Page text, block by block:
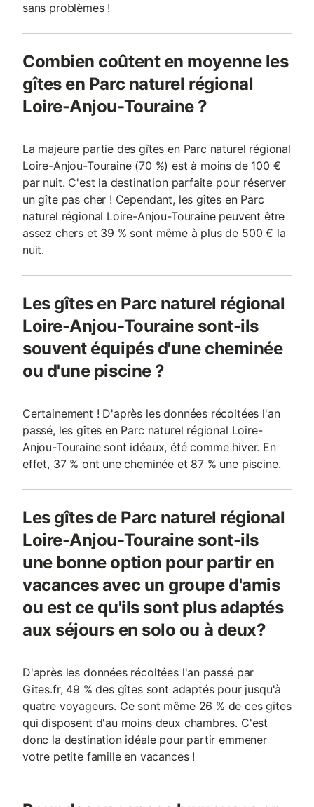
sans problèmes !
Combien coûtent en moyenne les
gîtes en Parc naturel régional
Loire-Anjou-Touraine ?
La majeure partie des gîtes en Parc naturel régional
Loire-Anjou-Touraine (70 %) est à moins de 100 €
par nuit. C'est la destination parfaite pour réserver
un gîte pas cher ! Cependant, les gîtes en Parc
naturel régional Loire-Anjou-Touraine peuvent être
assez chers et 39 % sont même à plus de 500 € la
nuit.
Les gîtes en Parc naturel régional
Loire-Anjou-Touraine sont-ils
souvent équipés d'une cheminée
ou d'une piscine ?
Certainement ! D'après les données récoltées l'an
passé, les gîtes en Parc naturel régional Loire-
Anjou-Touraine sont idéaux, été comme hiver. En
effet, 37 % ont une cheminée et 87 % une piscine.
Les gîtes de Parc naturel régional
Loire-Anjou-Touraine sont-ils
une bonne option pour partir en
vacances avec un groupe d'amis
ou est ce qu'ils sont plus adaptés
aux séjours en solo ou à deux?
D'après les données récoltées l'an passé par
Gites.fr, 49 % des gîtes sont adaptés pour jusqu'à
quatre voyageurs. Ce sont même 26 % de ces gîtes
qui disposent d'au moins deux chambres. C'est
donc la destination idéale pour partir emmener
votre petite famille en vacances !